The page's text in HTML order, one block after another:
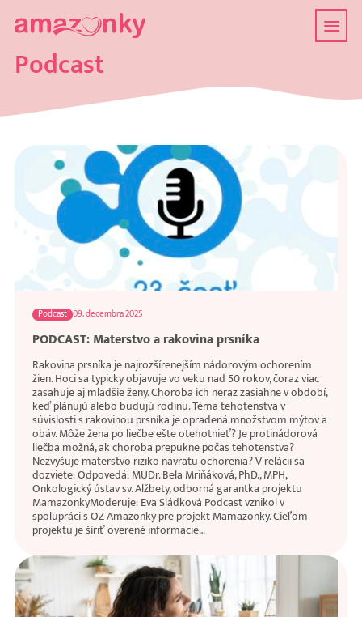
Podcast
Podcast 09. decembra 2025
PODCAST: Materstvo a rakovina prsníka
Rakovina prsníka je najrozšírenejším nádorovým ochorením
žien. Hoci sa typicky objavuje vo veku nad 50 rokov, čoraz viac
zasahuje aj mladšie ženy. Choroba ich neraz zasiahne v období,
keď plánujú alebo budujú rodinu. Téma tehotenstva v
súvislosti s rakovinou prsníka je opradená množstvom mýtov a
obáv. Môže žena po liečbe ešte otehotnieť? Je protinádorová
liečba možná, ak choroba prepukne počas tehotenstva?
Nezvyšuje materstvo riziko návratu ochorenia? V relácii sa
dozviete: Odpovedá: MUDr. Bela Mriňáková, PhD., MPH,
Onkologický ústav sv. Alžbety, odborná garantka projektu
MamazonkyModeruje: Eva Sládková Podcast vznikol v
spolupráci s OZ Amazonky pre projekt Mamazonky. Cieľom
projektu je šíriť overené informácie…